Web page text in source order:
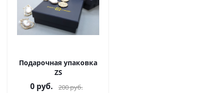
Подарочная упаковка
ZS
0 руб. 200руб.